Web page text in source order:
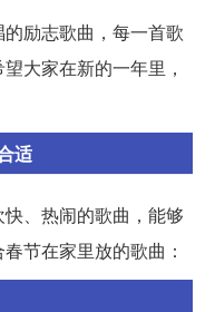
励志歌曲，每一首歌
大家在新的一年里，
适
、热闹的歌曲，能够
节在家里放的歌曲：